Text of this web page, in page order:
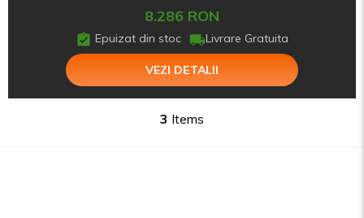
8.286 RON
Epuizat din stoc Livrare Gratuita
VEZI DETALII
3 Items